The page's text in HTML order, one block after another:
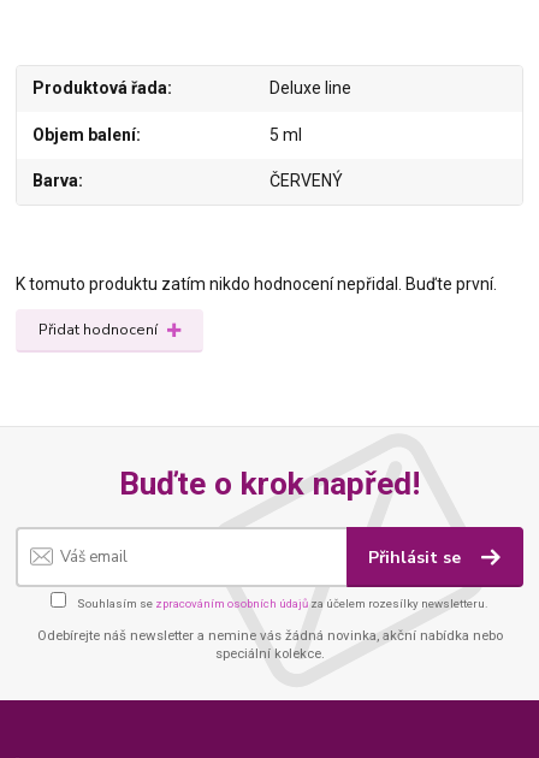
Produktová řada Deluxe line
Objem balení 5 ml
Barva ČERVENÝ
K tomuto produktu zatím nikdo hodnocení nepřidal. Buďte první.
Přidat hodnocení
Buďte o krok napřed!
Přihlásit se
Souhlasím se zpracováním osobních údajů za účelem rozesílky newsletteru.
Odebírejte náš newsletter a nemine vás žádná novinka, akční nabídka nebo
speciální kolekce.